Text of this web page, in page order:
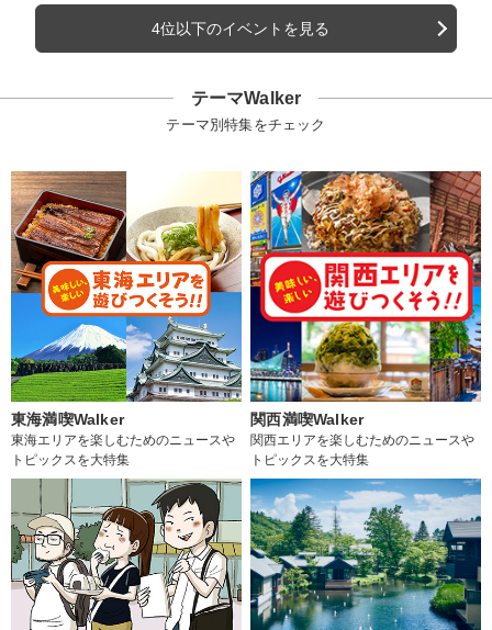
4位以下のイベントを見る
テーマWalker
テーマ別特集をチェック
東海満喫Walker
東海エリアを楽しむためのニュースや
トピックスを大特集
関西満喫Walker
関西エリアを楽しむためのニュースや
トピックスを大特集